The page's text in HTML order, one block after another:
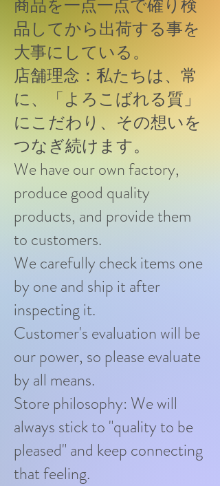
商品を一点一点で確り検
品してから出荷する事を
大事にしている。
店舗理念：私たちは、常
に、「よろこばれる質」
にこだわり、その想いを
つなぎ続けます。
We have our own factory,
produce good quality
products, and provide them
to customers.
We carefully check items one
by one and ship it after
inspecting it.
Customer's evaluation will be
our power, so please evaluate
by all means.
Store philosophy: We will
always stick to "quality to be
pleased" and keep connecting
that feeling.